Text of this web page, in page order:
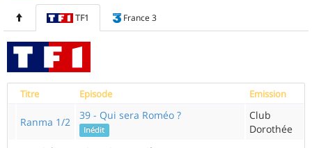
TF1 France 3
Titre Episode Emission
Ranma 1/2
39 - Qui sera Roméo ?
Inédit
Club
Dorothée